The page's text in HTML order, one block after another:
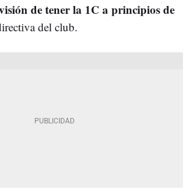
de tener la 1C a principios de
del club.